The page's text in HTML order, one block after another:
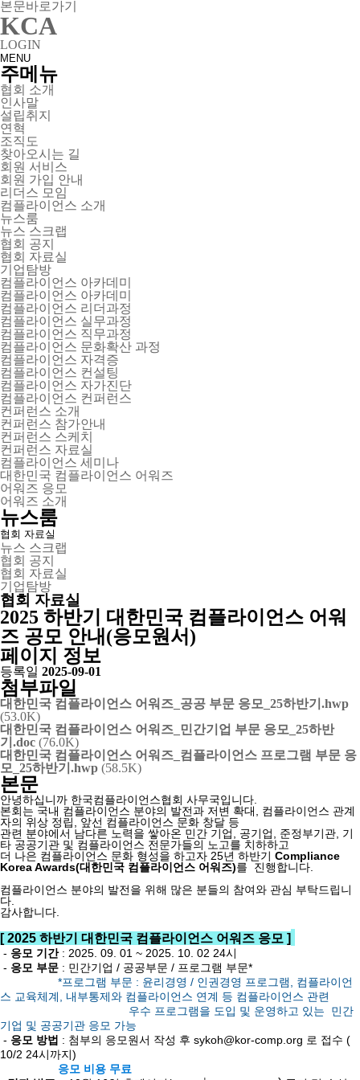
본문바로가기
KCA
LOGIN
MENU
주메뉴
협회 소개
인사말
설립취지
연혁
조직도
찾아오시는 길
회원 서비스
회원 가입 안내
리더스 모임
컴플라이언스 소개
뉴스룸
뉴스 스크랩
협회 공지
협회 자료실
기업탐방
컴플라이언스 아카데미
컴플라이언스 아카데미
컴플라이언스 리더과정
컴플라이언스 실무과정
컴플라이언스 직무과정
컴플라이언스 문화확산 과정
컴플라이언스 자격증
컴플라이언스 컨설팅
컴플라이언스 자가진단
컴플라이언스 컨퍼런스
컨퍼런스 소개
컨퍼런스 참가안내
컨퍼런스 스케치
컨퍼런스 자료실
컴플라이언스 세미나
대한민국 컴플라이언스 어워즈
어워즈 응모
어워즈 소개
뉴스룸
협회 자료실
뉴스 스크랩
협회 공지
협회 자료실
기업탐방
협회 자료실
2025 하반기 대한민국 컴플라이언스 어워
즈 공모 안내(응모원서)
페이지 정보
등록일 2025-09-01
첨부파일
대한민국 컴플라이언스 어워즈_공공 부문 응모_25하반기.hwp
(53.0K)
대한민국 컴플라이언스 어워즈_민간기업 부문 응모_25하반
기.doc (76.0K)
대한민국 컴플라이언스 어워즈_컴플라이언스 프로그램 부문 응
모_25하반기.hwp (58.5K)
본문
안녕하십니까 한국컴플라이언스협회 사무국입니다.
본회는 국내 컴플라이언스 분야의 발전과 저변 확대, 컴플라이언스 관계
자의 위상 정립, 앞선 컴플라이언스 문화 창달 등
관련 분야에서 남다른 노력을 쌓아온 민간 기업, 공기업, 준정부기관, 기
타 공공기관 및 컴플라이언스 전문가들의 노고를 치하하고
더 나은 컴플라이언스 문화 형성을 하고자 25년 하반기 Compliance
Korea Awards(대한민국 컴플라이언스 어워즈)를 진행합니다.
컴플라이언스 분야의 발전을 위해 많은 분들의 참여와 관심 부탁드립니
다.
감사합니다.
[ 2025 하반기 대한민국 컴플라이언스 어워즈 응모 ]
- 응모 기간: 2025. 09. 01 ~ 2025. 10. 02 24시
- 응모 부문 : 민간기업 / 공공부문 / 프로그램 부문*
*프로그램 부문 : 윤리경영 / 인권경영 프로그램
컴플라이언
스 교육체계
내부통제와 컴플라이언스 연계 등 컴플라이언스 관련
우수 프로그램을 도입 및 운영하고 있는 민간
기업 및 공공기관 응모 가능
- 응모 방법 : 첨부의 응모원서 작성 후 sykoh@kor-comp.org 로 접수 (
10/2 24시까지)
응모 비용 무료